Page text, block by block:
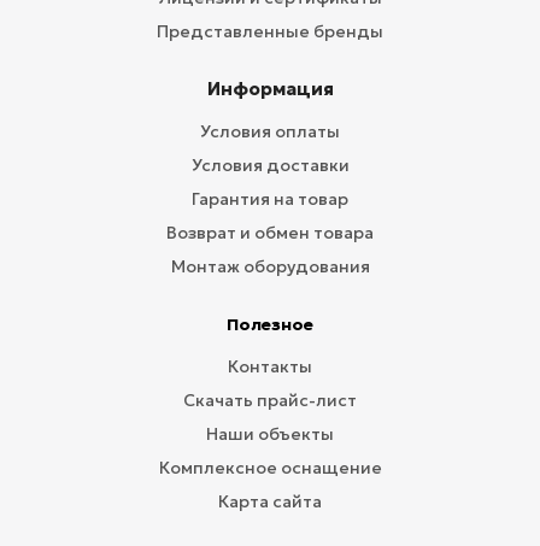
Представленные бренды
Информация
Условия оплаты
Условия доставки
Гарантия на товар
Возврат и обмен товара
Монтаж оборудования
Полезное
Контакты
Скачать прайс-лист
Наши объекты
Комплексное оснащение
Карта сайта